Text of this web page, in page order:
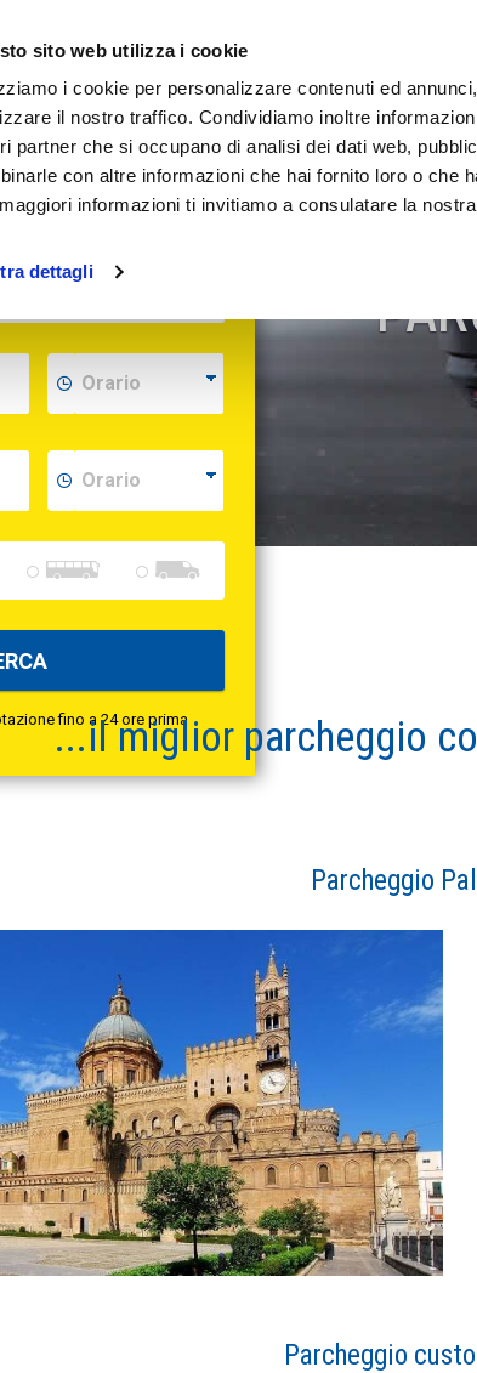
sito web utilizza i cookie
i cookie per personalizzare contenuti ed
il nostro traffico. Condividiamo inoltre
partner che si occupano di analisi dei dati web,
con altre informazioni che hai fornito loro o che
informazioni ti invitiamo a consulatare la
dettagli
IL TUO PARCHEGGIO
QUANDO VUOI
il prezzo
fino a 24 ore prima
...ilmiglior parcheggio
Parcheggio
Parcheggio